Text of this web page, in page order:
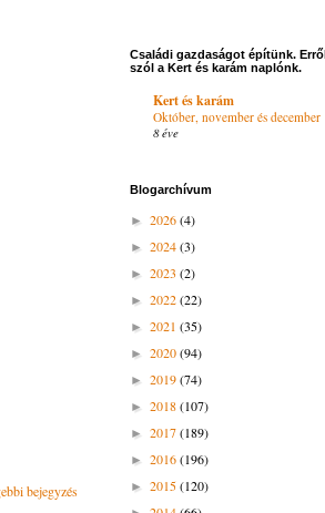
bejegyzés
Családi gazdaságot építünk. Erről
szól a Kert és karám naplónk.
Kert és karám
Október, november és december
8 éve
Blogarchívum
► 2026(4)
► 2024(3)
► 2023 (2)
► 2022(22)
► 2021 (35)
► 2020(94)
► 2019(74)
► 2018(107)
► 2017(189)
► 2016(196)
► 2015(120)